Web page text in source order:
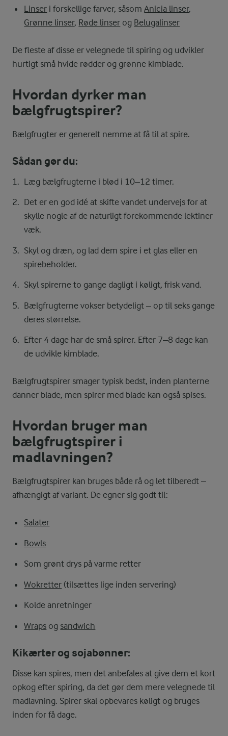
Linser i forskellige farver, såsomAnicia linser,
Grønne linser, Røde linser og Belugalinser
De fleste af disse er velegnede til spiring og udvikler
hurtigt små hvide rødder og grønne kimblade.
Hvordan dyrker man
bælgfrugtspirer?
Bælgfrugter er generelt nemme at få til at spire.
Sådan gør du:
Læg bælgfrugterne i blød i 10–12 timer.
Det er en god idé at skifte vandet undervejs for at
skylle nogle af de naturligt forekommende lektiner
væk.
Skyl og dræn, og lad dem spire i et glas eller en
spirebeholder.
Skyl spirerne to gange dagligt i køligt, frisk vand.
Bælgfrugterne vokser betydeligt – op til seks gange
deres størrelse.
Efter 4 dage har de små spirer. Efter 7–8 dage kan
de udvikle kimblade.
Bælgfrugtspirer smager typisk bedst, inden planterne
danner blade, men spirer med blade kan også spises.
Hvordan bruger man
bælgfrugtspirer i
madlavningen?
Bælgfrugtspirer kan bruges både rå og let tilberedt –
afhængigt af variant. De egner sig godt til:
Salater
Bowls
Som grønt drys på varme retter
Wokretter (tilsættes lige inden servering)
Kolde anretninger
Wraps og sandwich
Kikærter og sojabønner:
Disse kan spires, men det anbefales at give dem et kort
opkog efter spiring, da det gør dem mere velegnede til
madlavning. Spirer skal opbevares køligt og bruges
inden for få dage.